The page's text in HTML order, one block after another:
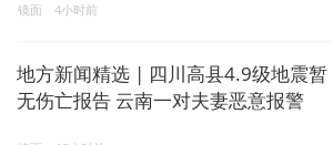
镜面 4小时前
地方新闻精选 | 四川高县4.9级地震暂
无伤亡报告 云南一对夫妻恶意报警